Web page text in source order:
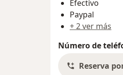
Efectivo
Paypal
+ 2 ver más
Número de
Reserva